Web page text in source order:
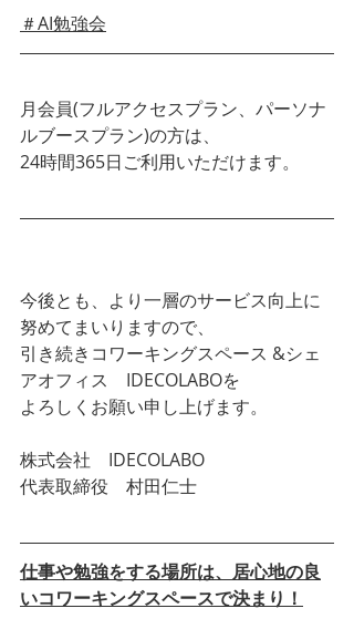
＃AI勉強会
月会員(フルアクセスプラン、パーソナ
ルブースプラン)の方は、
24時間365日ご利用いただけます。
今後とも、より一層のサービス向上に
努めてまいりますので、
引き続きコワーキングスペース &シェ
アオフィス　IDECOLABOを
よろしくお願い申し上げます。
株式会社　IDECOLABO
代表取締役　村田仁士
仕事や勉強をする場所は、居心地の良
いコワーキングスペースで決まり！